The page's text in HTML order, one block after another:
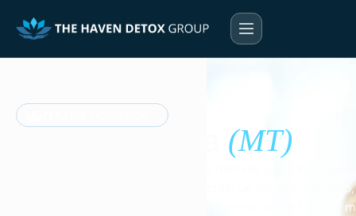
Musicoterapia (MT)
como tocar el tambor, cantar o escribir un sencillo
una herramienta que puedes llevar contigo, sobre todo en